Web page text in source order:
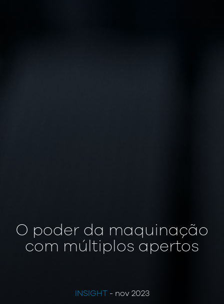
O poder da maquinação
com múltiplos apertos
INSIGHT - nov 2023